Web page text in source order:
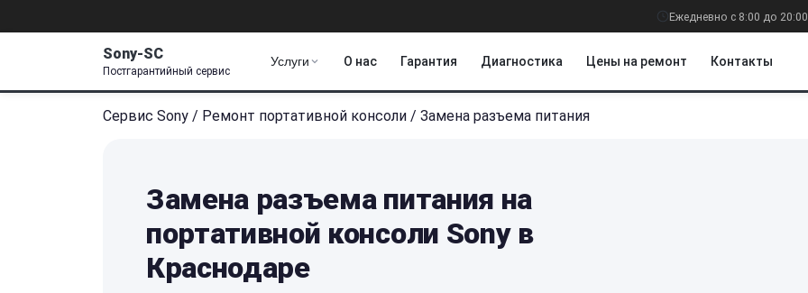
Ежедневно с 8:00 до 20:00
Sony-SC
Постгарантийный сервис
Услуги О нас Гарантия Диагностика Цены на ремонт Контакты
Сервис Sony / Ремонт портативной консоли / Замена разъема питания
Замена разъема питания на
портативной консоли Sony в
Краснодаре